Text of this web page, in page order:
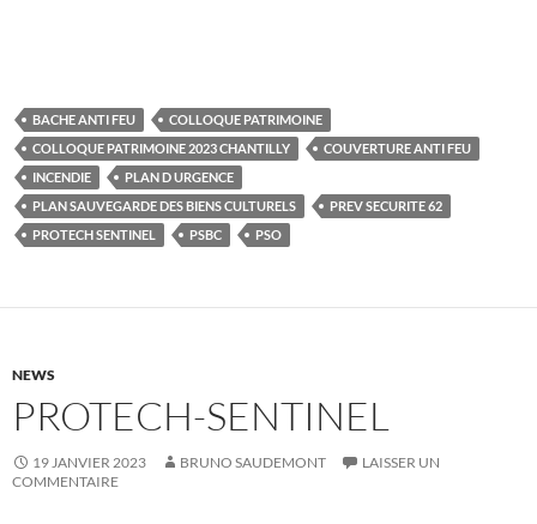
BACHE ANTI FEU
COLLOQUE PATRIMOINE
COLLOQUE PATRIMOINE 2023 CHANTILLY
COUVERTURE ANTI FEU
INCENDIE
PLAN D URGENCE
PLAN SAUVEGARDE DES BIENS CULTURELS
PREV SECURITE 62
PROTECH SENTINEL
PSBC PSO
NEWS
PROTECH-SENTINEL
19 JANVIER 2023 BRUNO SAUDEMONT
LAISSER UN
COMMENTAIRE